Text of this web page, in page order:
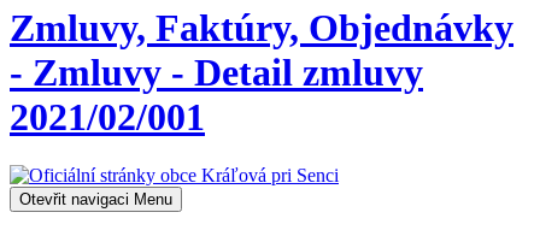
Zmluvy, Faktúry, Objednávky
- Zmluvy - Detail zmluvy
2021/02/001
Otevřit navigaci Menu